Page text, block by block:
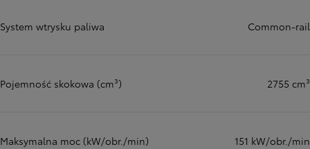
System wtrysku paliwa Common-rail
Pojemność skokowa (cm³) 2755 cm³
Maksymalna moc (kW/obr./min) 151 kW/obr./min